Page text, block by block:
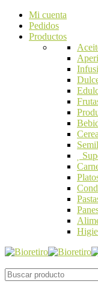
Mi cuenta
Pedidos
Productos